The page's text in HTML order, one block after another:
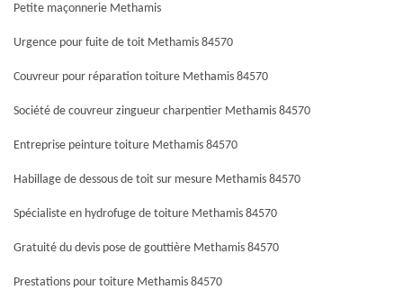
Petite maçonnerie Methamis
Urgence pour fuite de toit Methamis 84570
Couvreur pour réparation toiture Methamis 84570
Société de couvreur zingueur charpentier Methamis 84570
Entreprise peinture toiture Methamis 84570
Habillage de dessous de toit sur mesure Methamis 84570
Spécialiste en hydrofuge de toiture Methamis 84570
Gratuité du devis pose de gouttière Methamis 84570
Prestations pour toiture Methamis 84570